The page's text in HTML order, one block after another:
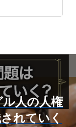
人の人権
れていく